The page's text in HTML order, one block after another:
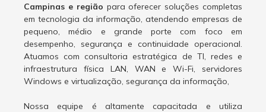
Campinas e região para oferecer soluções completas
em tecnologia da informação, atendendo empresas de
pequeno, médio e grande porte com foco em
desempenho, segurança e continuidade operacional.
Atuamos com consultoria estratégica de TI, redes e
infraestrutura física LAN, WAN e Wi-Fi, servidores
Windows e virtualização, segurança da informação,
Nossa equipe é altamente capacitada e utiliza